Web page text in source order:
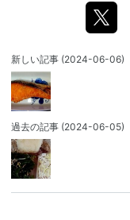
新しい記事 (2024-06-06)
過去の記事 (2024-06-05)